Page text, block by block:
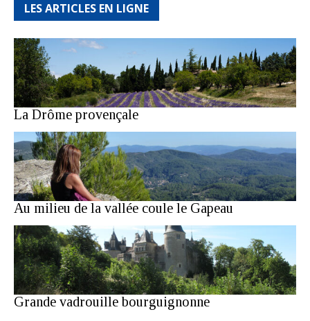
LES ARTICLES EN LIGNE
La Drôme provençale
Au milieu de la vallée coule le Gapeau
Grande vadrouille bourguignonne